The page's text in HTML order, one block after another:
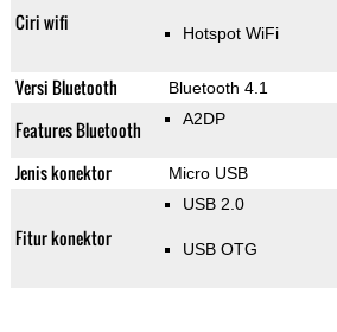
Ciri wifi Hotspot WiFi
Versi Bluetooth Bluetooth 4.1
Features Bluetooth A2DP
Jenis konektor Micro USB
Fitur konektor
USB 2.0
USB OTG